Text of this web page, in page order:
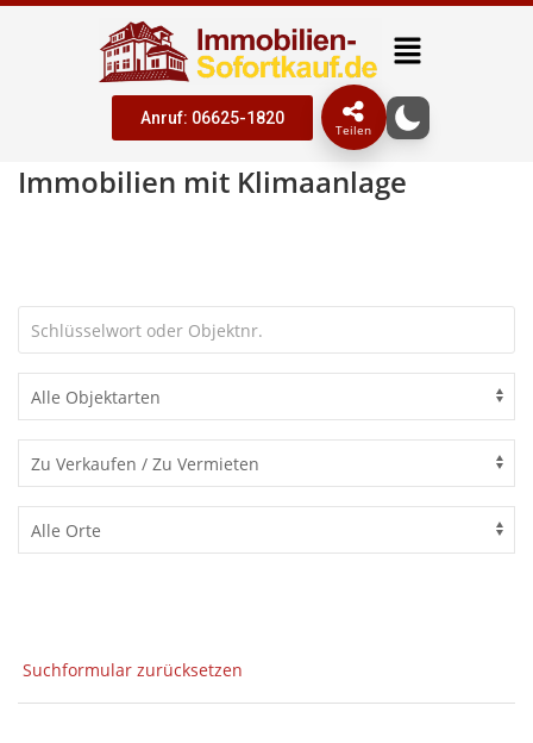
Anruf: 06625-1820
Teilen
Immobilien mit Klimaanlage
Suchformular zurücksetzen